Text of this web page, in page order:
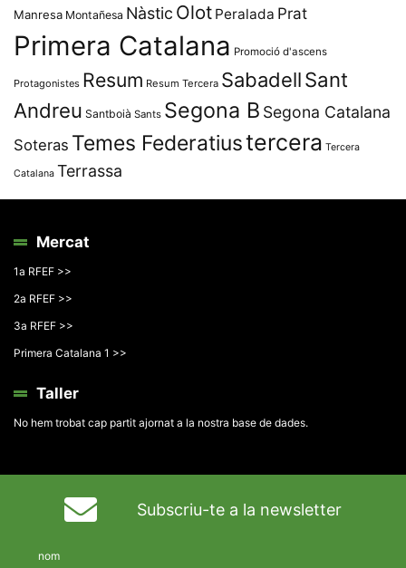
Manresa Montañesa Nàstic Olot Peralada Prat
Primera Catalana Promoció d'ascens
Protagonistes Resum Resum Tercera SabadellSant
Andreu Santboià Sants Segona B Segona Catalana
Soteras Temes Federatiustercera Tercera
Catalana Terrassa
Mercat
1a RFEF >>
2a RFEF >>
3a RFEF >>
Primera Catalana 1 >>
Taller
No hem trobat cap partit ajornat a la nostra base de dades.
Subscriu-te a la newsletter